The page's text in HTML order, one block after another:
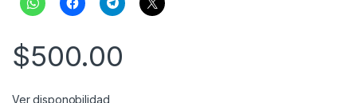
$500.00
Ver disponobilidad